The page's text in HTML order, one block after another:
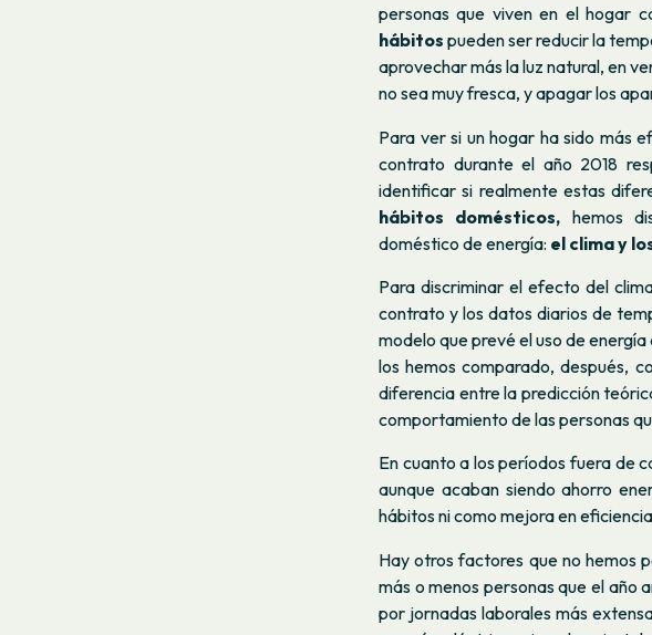
personas que viven en el hogar
hábitos pueden ser reducir la
aprovechar más la luz natural, en
no sea muy fresca, y apagar los
Para ver si un hogar ha sido más
contrato durante el año 2018
identificar si realmente estas
hábitos domésticos, hemos
doméstico de energía: el clima y
Para discriminar el efecto del
contrato y los datos diarios de
modelo que prevé el uso de
los hemos comparado, después,
diferencia entre la predicción
comportamiento de las personas
En cuanto a los períodos fuera de
aunque acaban siendo ahorro
hábitos ni como mejora en
Hay otros factores que no hemos
más o menos personas que el año
por jornadas laborales más